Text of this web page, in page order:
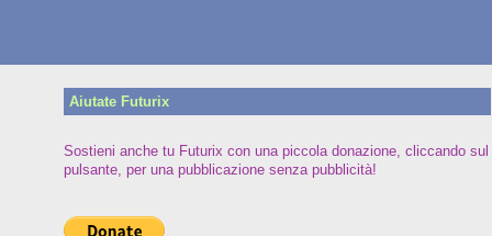
Aiutate Futurix
Sostieni anche tu Futurix con una piccola donazione, cliccando sul
pulsante, per una pubblicazione senza pubblicità!